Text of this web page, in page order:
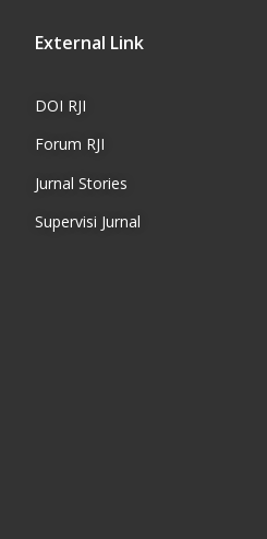
External Link
DOI RJI
Forum RJI
Jurnal Stories
Supervisi Jurnal